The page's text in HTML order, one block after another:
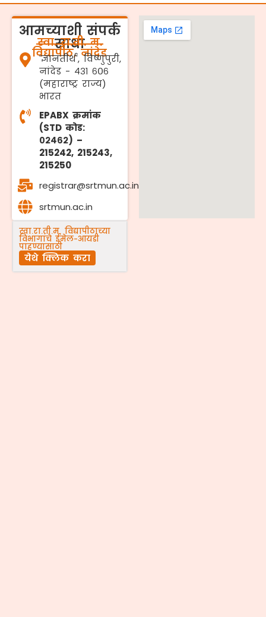
आमच्याशी संपर्क
साधा
स्वा. रा.ती. म.
विद्यापीठ, नांदेड
'ज्ञानतीर्थ', विष्णुपुरी,
नांदेड - ४३१ ६०६
(महाराष्ट्र राज्य)
भारत
EPABX क्रमांक
(STD कोड:
०२४६२) –
215242, 215243,
215250
registrar@srtmun.ac.in
srtmun.ac.in
स्वा.रा.ती.म. विद्यापीठाच्या
विभागांचे ईमेल-आयडी
पाहण्यासाठी
येथे क्लिक करा